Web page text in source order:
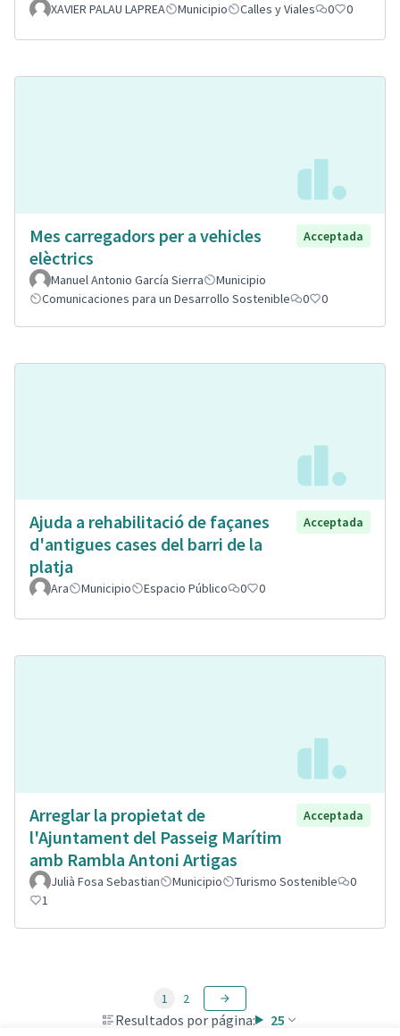
XAVIER PALAU LAPREA Municipio Calles y Viales 0 0
Mes carregadors per a vehicles
elèctrics
Acceptada
Manuel Antonio García Sierra
Municipio
Comunicaciones para un Desarrollo Sostenible
0 0
Ajuda a rehabilitació de façanes
d'antigues cases del barri de la
platja
Acceptada
Ara Municipio Espacio Público 0 0
Arreglar la propietat de
l'Ajuntament del Passeig Marítim
amb Rambla Antoni Artigas
Acceptada
Julià Fosa Sebastian Municipio Turismo Sostenible
0
1
Resultados por página: 25
1 2